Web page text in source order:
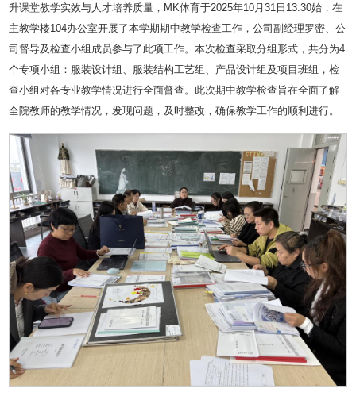
升课堂教学实效与人才培养质量，MK体育于2025年10月31日13:30始，在
主教学楼104办公室开展了本学期期中教学检查工作，公司副经理罗密、公
司督导及检查小组成员参与了此项工作。本次检查采取分组形式，共分为4
个专项小组：服装设计组、服装结构工艺组、产品设计组及项目班组，检
查小组对各专业教学情况进行全面督查。此次期中教学检查旨在全面了解
全院教师的教学情况，发现问题，及时整改，确保教学工作的顺利进行。